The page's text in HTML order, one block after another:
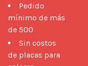
Pedido
mínimo de más
de 500
Sin costos
de placas para